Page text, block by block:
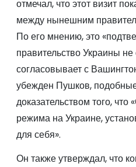
отмечал, что этот визит
между нынешним
По его мнению, это
правительство Украины
согласовывает с
убежден Пушков,
доказательством того,
режима на Украине,
для себя».
Он также утверждал, что